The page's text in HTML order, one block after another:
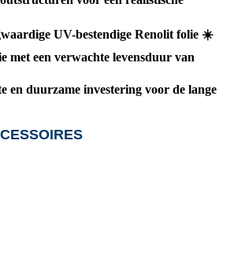
UV-bestendige Renolit folie ☀️
met een verwachte levensduur van
en duurzame investering voor de lange